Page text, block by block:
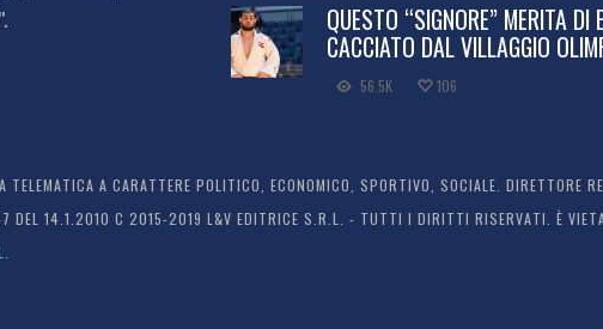
QUESTO “SIGNORE” MERITA DI
CACCIATO DAL VILLAGGIO
56.5K 106
TELEMATICA A CARATTERE POLITICO, ECONOMICO, SPORTIVO, SOCIALE.
14.1.2010 C 2015-2019 L&V EDITRICE S.R.L. - TUTTI I DIRITTI RISERVATI. È